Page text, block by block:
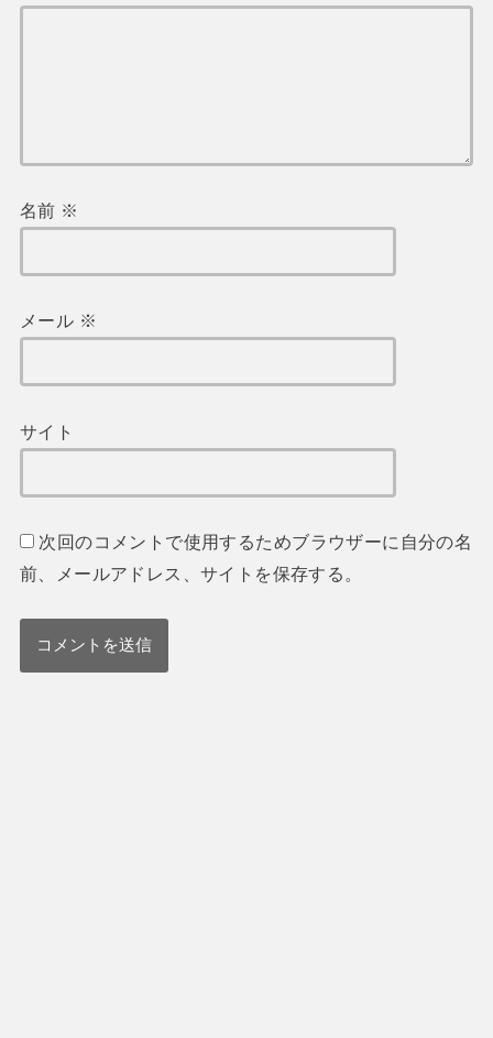
名前 ※
メール ※
サイト
次回のコメントで使用するためブラウザーに自分の名
前、メールアドレス、サイトを保存する。